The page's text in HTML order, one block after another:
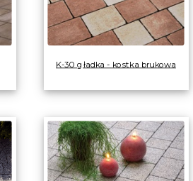
K-30 gładka - kostka brukowa